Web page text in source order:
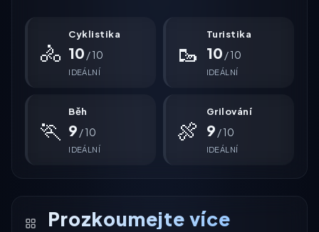
🚴
Cyklistika
10 / 10
IDEÁLNÍ
🥾
Turistika
10 / 10
IDEÁLNÍ
🏃
Běh
9 / 10
IDEÁLNÍ
🍖
Grilování
9 / 10
IDEÁLNÍ
Prozkoumejte více